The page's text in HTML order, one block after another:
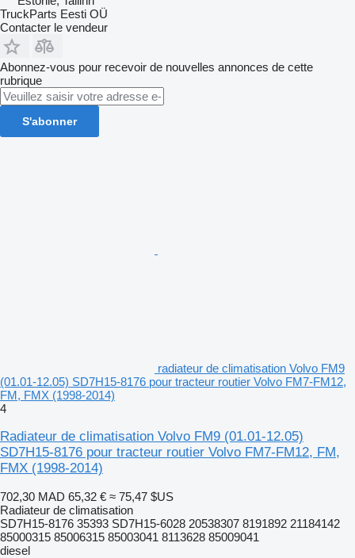
TruckParts Eesti OÜ
Contacter le vendeur
Abonnez-vous pour recevoir de nouvelles annonces de cette
rubrique
S'abonner
radiateur de climatisation Volvo FM9
(01.01-12.05) SD7H15-8176 pour tracteur routier Volvo FM7-FM12,
FM, FMX (1998-2014)
4
Radiateur de climatisation Volvo FM9 (01.01-12.05)
SD7H15-8176 pour tracteur routier Volvo FM7-FM12, FM,
FMX (1998-2014)
702,30 MAD 65,32 € ≈ 75,47 $US
Radiateur de climatisation
SD7H15-8176 35393 SD7H15-6028 20538307 8191892 21184142
85000315 85006315 85003041 8113628 85009041
diesel